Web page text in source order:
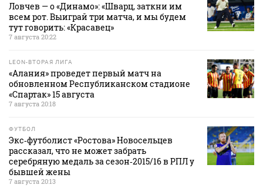
Ловчев — о «Динамо»: «Шварц, заткни им
всем рот. Выиграй три матча, и мы будем
тут говорить: «Красавец»
7 августа 20:22
LEON-ВТОРАЯ ЛИГА
«Алания» проведет первый матч на
обновленном Республиканском стадионе
«Спартак» 15 августа
7 августа 20:18
ФУТБОЛ
Экс‑футболист «Ростова» Новосельцев
рассказал, что не может забрать
серебряную медаль за сезон‑2015/16 в РПЛ у
бывшей жены
7 августа 20:13